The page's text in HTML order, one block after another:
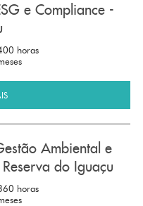
e Compliance -
horas
Ambiental e
do Iguaçu
horas